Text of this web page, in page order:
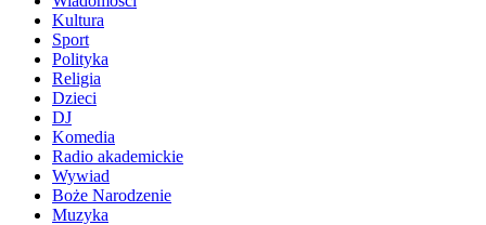
Kultura
Sport
Polityka
Religia
Dzieci
DJ
Komedia
Radio akademickie
Wywiad
Boże Narodzenie
Muzyka